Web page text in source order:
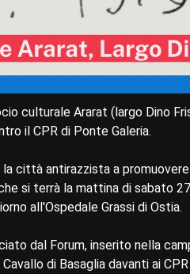
culturale Ararat (largo Dino
il CPR di Ponte Galeria.
città antirazzista a
si terrà la mattina di sabato
all'Ospedale Grassi di Ostia.
dal Forum, inserito nella
di Basaglia davanti ai